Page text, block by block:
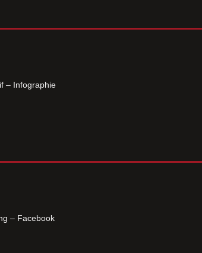
– Infographie
– Facebook